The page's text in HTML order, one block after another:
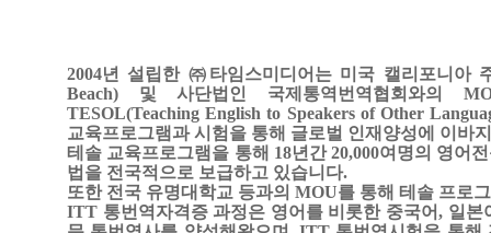
2004년 설립한 ㈜ 타임스미디어는 미국 캘리포니아
Beach) 및 사단법인 국제통역번역협회와의
TESOL(Teaching English to Speakers of Other
교육프로그램과 시험을 통해 글로벌 인재양성에 이바
테솔 교육프로그램을 통해 18년간20,000여명의 영어
법을 전국적으로 보급하고 있습니다.
또한 전국 유명대학교 등과의 MOU를 통해 테솔 프로
ITT 통번역자격증 과정은 영어를 비롯한 중국어, 일본